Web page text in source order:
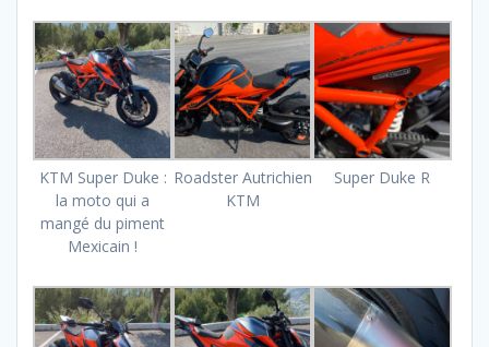
KTM Super Duke :
la moto qui a
mangé du piment
Mexicain !
Roadster Autrichien
KTM
Super Duke R